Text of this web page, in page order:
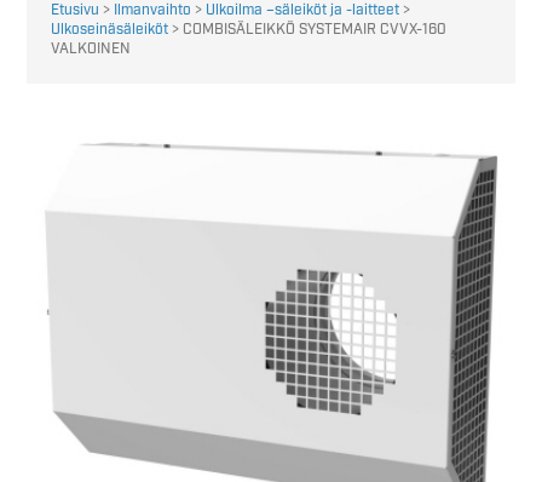
Etusivu > Ilmanvaihto > Ulkoilma –säleiköt ja -laitteet >
Ulkoseinäsäleiköt > COMBISÄLEIKKÖ SYSTEMAIR CVVX-160
VALKOINEN